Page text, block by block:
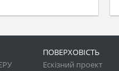
ПОВЕРХОВІСТЬ
Ескізний проект